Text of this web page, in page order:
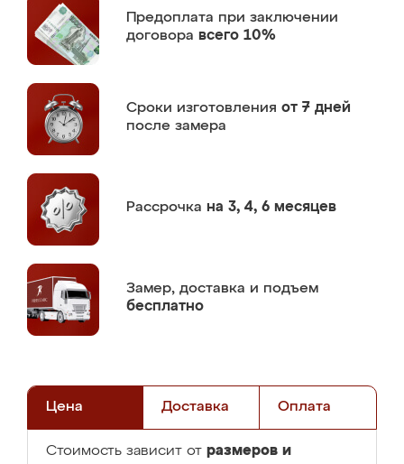
Предоплата при заключении
договора всего 10%
Сроки изготовления от 7 дней
после замера
Рассрочка на 3, 4, 6 месяцев
Замер, доставка и подъем
бесплатно
Цена Доставка Оплата
Стоимость зависит от размеров и